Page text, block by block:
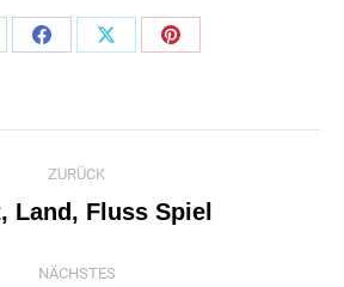
Share
Share
Share
ZURÜCK
Vorheriger
Land, Fluss Spiel
NÄCHSTES